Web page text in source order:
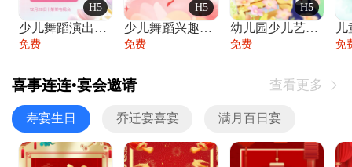
H5
少儿舞蹈演出舞蹈比赛跳舞大赛文艺汇演活动
免费
H5
少儿舞蹈兴趣班艺术培训学校招生宣传
免费
H5
幼儿园少儿艺术展览绘画展摄影作品展美术展
免费 免
喜事连连•宴会邀请 查看更多 
寿宴生日 乔迁宴喜宴 满月百日宴